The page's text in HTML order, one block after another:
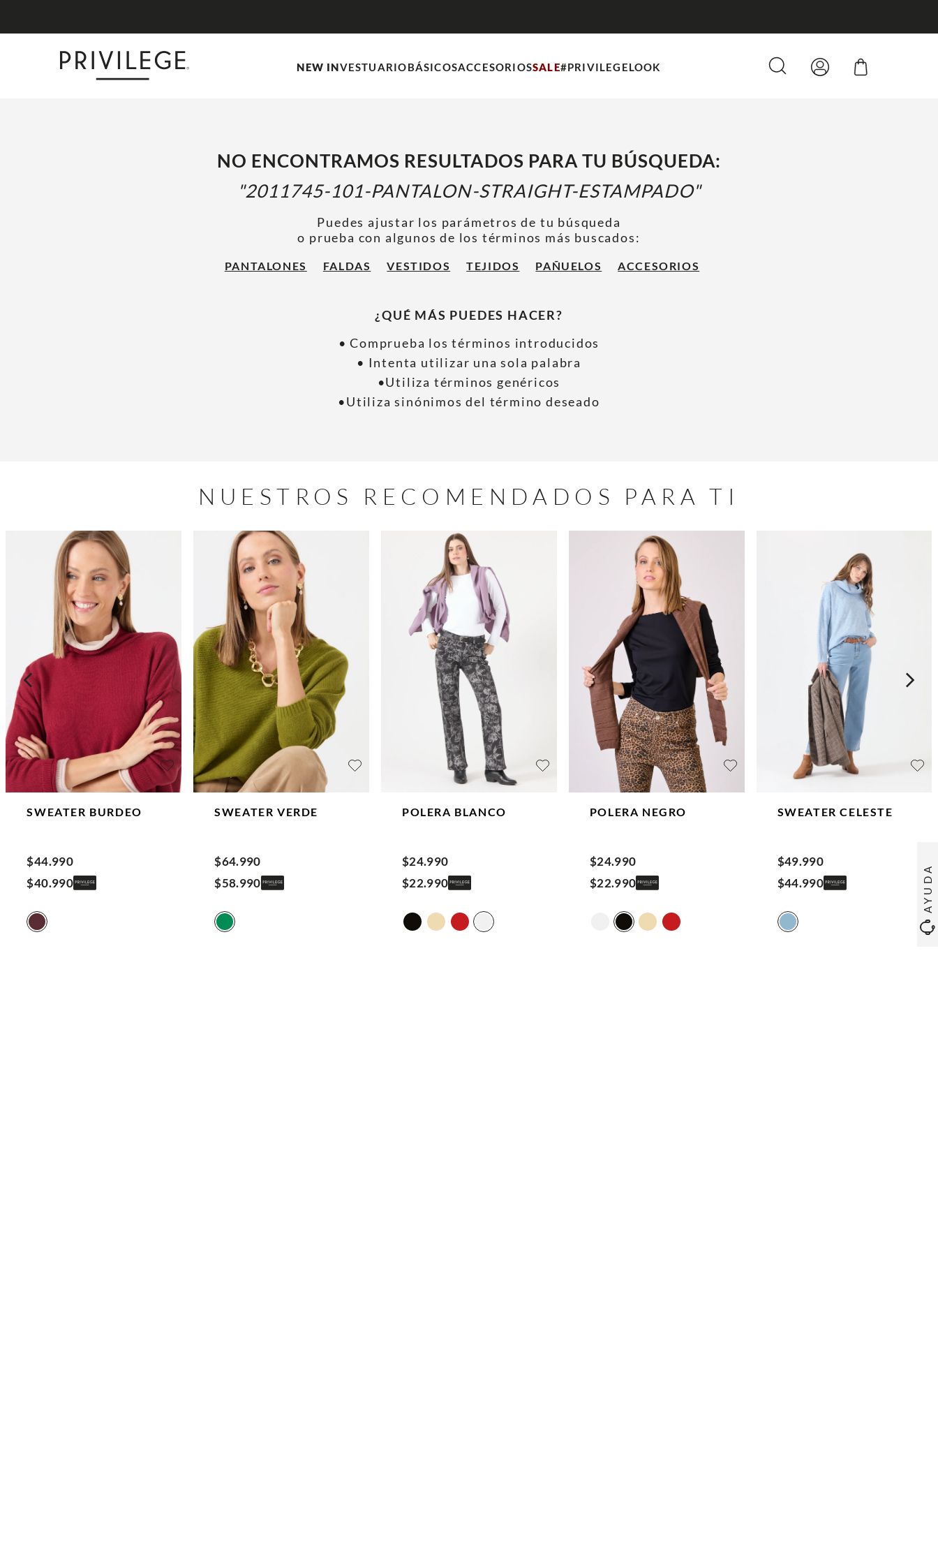
AYUDA
NEW INVESTUARIOBÁSICOSACCESORIOSSALE#PRIVILEGELOOK
NO ENCONTRAMOS RESULTADOS PARA TU BÚSQUEDA:
2011745-101-PANTALON-STRAIGHT-ESTAMPADO
Puedes ajustar los parámetros de tu búsqueda
o prueba con algunos de los términos más buscados:
PANTALONES FALDAS VESTIDOS TEJIDOS PAÑUELOS ACCESORIOS
¿QUÉ MÁS PUEDES HACER?
• Comprueba los términos introducidos
• Intenta utilizar una sola palabra
•Utiliza términos genéricos
•Utiliza sinónimos del término deseado
NUESTROS RECOMENDADOS PARA TI
SWEATER BURDEO
$44.990
$40.990
SWEATER VERDE
$64.990
$58.990
POLERA BLANCO
$24.990
$22.990
POLERA NEGRO
$24.990
$22.990
SWEATER CELESTE
$49.990
$44.990